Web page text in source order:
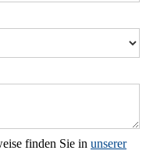
finden Sie in unserer